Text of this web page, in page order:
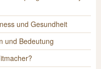
und Gesundheit
und Bedeutung